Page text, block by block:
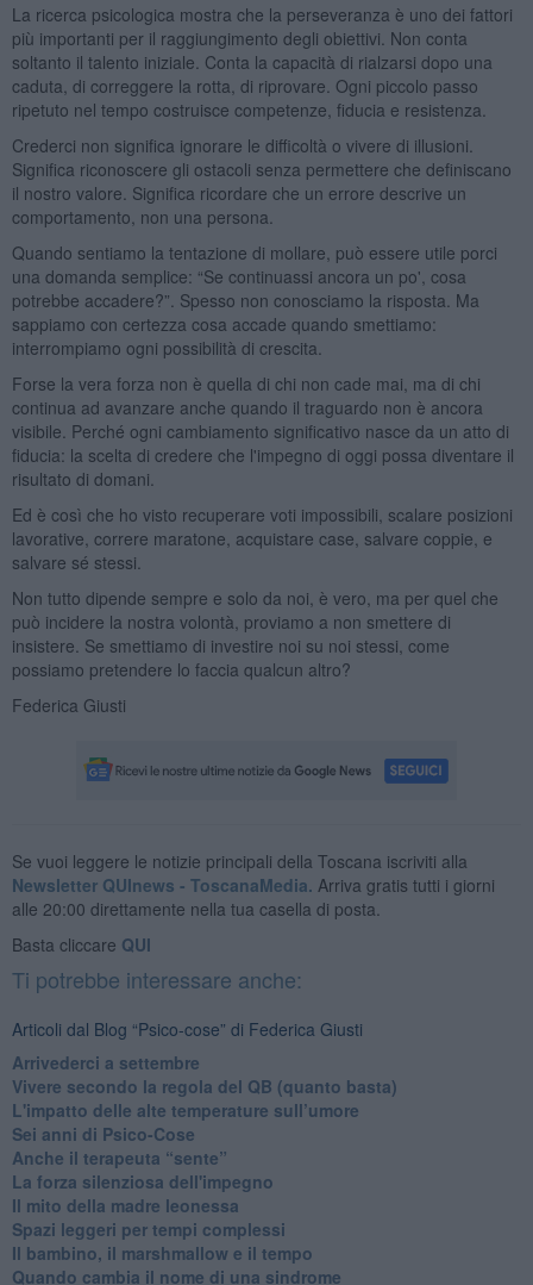
La ricerca psicologica mostra che la perseveranza è uno dei fattori
più importanti per il raggiungimento degli obiettivi. Non conta
soltanto il talento iniziale. Conta la capacità di rialzarsi dopo una
caduta, di correggere la rotta, di riprovare. Ogni piccolo passo
ripetuto nel tempo costruisce competenze, fiducia e resistenza.
Crederci non significa ignorare le difficoltà o vivere di illusioni.
Significa riconoscere gli ostacoli senza permettere che definiscano
il nostro valore. Significa ricordare che un errore descrive un
comportamento, non una persona.
Quando sentiamo la tentazione di mollare, può essere utile porci
una domanda semplice: “Se continuassi ancora un po', cosa
potrebbe accadere?”. Spesso non conosciamo la risposta. Ma
sappiamo con certezza cosa accade quando smettiamo:
interrompiamo ogni possibilità di crescita.
Forse la vera forza non è quella di chi non cade mai, ma di chi
continua ad avanzare anche quando il traguardo non è ancora
visibile. Perché ogni cambiamento significativo nasce da un atto di
fiducia: la scelta di credere che l'impegno di oggi possa diventare il
risultato di domani.
Ed è così che ho visto recuperare voti impossibili, scalare posizioni
lavorative, correre maratone, acquistare case, salvare coppie, e
salvare sé stessi.
Non tutto dipende sempre e solo da noi, è vero, ma per quel che
può incidere la nostra volontà, proviamo a non smettere di
insistere. Se smettiamo di investire noi su noi stessi, come
possiamo pretendere lo faccia qualcun altro?
Federica Giusti
Se vuoi leggere le notizie principali della Toscana iscriviti alla
Newsletter QUInews - ToscanaMedia. Arriva gratis tutti i giorni
alle 20:00 direttamente nella tua casella di posta.
Basta cliccare QUI
Ti potrebbe interessare anche:
Articoli dal Blog “Psico-cose” di Federica Giusti
​Arrivederci a settembre
​Vivere secondo la regola del QB (quanto basta)
​L'impatto delle alte temperature sull’umore
Sei anni di Psico-Cose
​Anche il terapeuta “sente”
​La forza silenziosa dell'impegno
​Il mito della madre leonessa
Spazi leggeri per tempi complessi
Il bambino, il marshmallow e il tempo
​Quando cambia il nome di una sindrome